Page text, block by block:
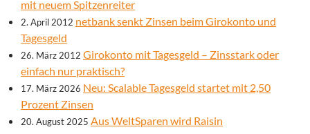
mit neuem Spitzenreiter
2. April 2012 netbank senkt Zinsen beim Girokonto und
Tagesgeld
26. März 2012 Girokonto mit Tagesgeld – Zinsstark oder
einfach nur praktisch?
17. März 2026 Neu: Scalable Tagesgeld startet mit 2,50
Prozent Zinsen
20. August 2025 Aus WeltSparen wird Raisin